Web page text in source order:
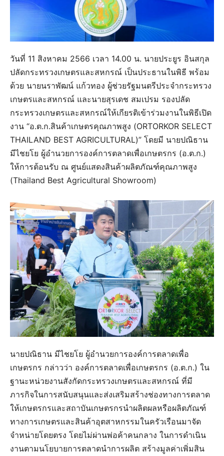
วันที่ 11 สิงหาคม 2566 เวลา 14.00 น. นายประยูร อินสกุล
ปลัดกระทรวงเกษตรและสหกรณ์ เป็นประธานในพิธี พร้อม
ด้วย นายนราพัฒน์ แก้วทอง ผู้ช่วยรัฐมนตรีประจำกระทรวง
เกษตรและสหกรณ์ และนายสุรเดช สมเปรม รองปลัด
กระทรวงเกษตรและสหกรณ์ให้เกียรติเข้าร่วมงานในพิธีเปิด
งาน “อ.ต.ก.สินค้าเกษตรคุณภาพสูง (ORTORKOR SELECT
THAILAND BEST AGRICULTURAL)” โดยมี นายปณิธาน
มีไชยโย ผู้อำนวยการองค์การตลาดเพื่อเกษตรกร (อ.ต.ก.)
ให้การต้อนรับ ณ ศูนย์แสดงสินค้าผลิตภัณฑ์คุณภาพสูง
(Thailand Best Agricultural Showroom)
นายปณิธาน มีไชยโย ผู้อำนวยการองค์การตลาดเพื่อ
เกษตรกร กล่าวว่า องค์การตลาดเพื่อเกษตรกร (อ.ต.ก.) ใน
ฐานะหน่วยงานสังกัดกระทรวงเกษตรและสหกรณ์ ที่มี
ภารกิจในการสนับสนุนและส่งเสริมสร้างช่องทางการตลาด
ให้เกษตรกรและสถาบันเกษตรกรนำผลิตผลหรือผลิตภัณฑ์
ทางการเกษตรและสินค้าอุตสาหกรรมในครัวเรือนมาจัด
จำหน่ายโดยตรง โดยไม่ผ่านพ่อค้าคนกลาง ในการดำเนิน
งานตามนโยบายการตลาดนำการผลิต สร้างมูลค่าเพิ่มสิน